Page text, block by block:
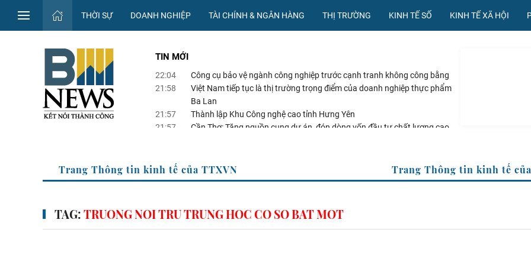
THỜI SỰ DOANH NGHIỆP TÀI CHÍNH & NGÂN HÀNG THỊ TRƯỜNG KINH TẾ SỐ KINH TẾ XÃ HỘI
TIN MỚI
22:04
Công cụ bảo vệ ngành công nghiệp trước cạnh tranh không công bằng
21:58
Việt Nam tiếp tục là thị trường trọng điểm của doanh nghiệp thực phẩm
Ba Lan
21:57
Thành lập Khu Công nghệ cao tỉnh Hưng Yên
21:57
Cần Thơ: Tăng nguồn cung dự án, đón dòng vốn đầu tư chất lượng cao
Trang Thông tin kinh tế của TTXVN Trang Thông tin kinh tế
TAG:TRUONG NOI TRU TRUNG HOC CO SO BAT MOT